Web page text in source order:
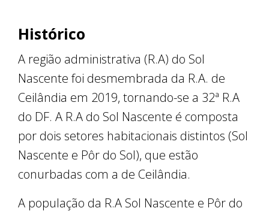
Histórico
A região administrativa (R.A) do Sol
Nascente foi desmembrada da R.A. de
Ceilândia em 2019, tornando-se a 32ª R.A
do DF. A R.A do Sol Nascente é composta
por dois setores habitacionais distintos (Sol
Nascente e Pôr do Sol), que estão
conurbadas com a de Ceilândia.
A população da R.A Sol Nascente e Pôr do